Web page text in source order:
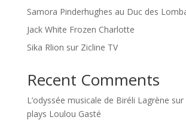
Samora Pinderhughes au Duc des
Jack White Frozen Charlotte
Sika Rlion sur Zicline TV
Recent Comments
L’odyssée musicale de Biréli Lagrène sur
plays Loulou Gasté